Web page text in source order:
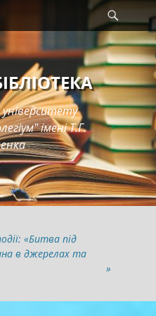
імені Т.Г.
«Битва під
в джерелах та
»